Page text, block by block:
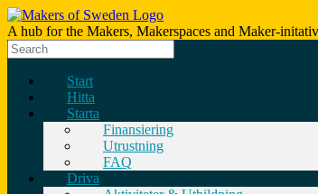
A hub for the Makers, Makerspaces and Maker-
Start
Hitta
Starta
Finansiering
Utrustning
FAQ
Driva